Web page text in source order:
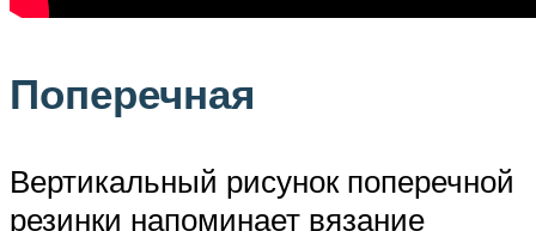
Поперечная
Вертикальный рисунок поперечной
резинки напоминает вязание